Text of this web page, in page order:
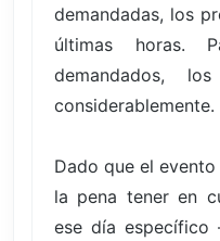
demandadas, los
últimas horas.
demandados,
considerablemente.
Dado que el
la pena tener en
ese día